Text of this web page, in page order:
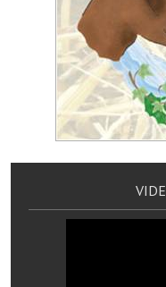
Etablissements scolaires
Equipements sportifs
Bibliothèque
Commerçants, artisans
Exploitants agricoles